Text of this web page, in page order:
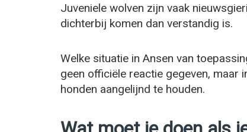
Juveniele wolven zijn vaak
dichterbij komen dan verstandig is.
Welke situatie in Ansen van
geen officiële reactie gegeven, maar
honden aangelijnd te houden.